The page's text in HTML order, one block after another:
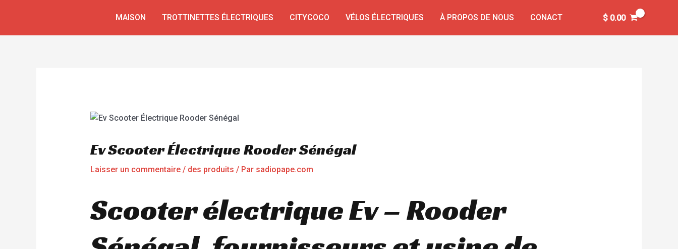
MAISON TROTTINETTES ÉLECTRIQUES CITYCOCO VÉLOS ÉLECTRIQUES À PROPOS DE NOUS CONACT $0.00
Ev Scooter Électrique Rooder Sénégal
Laisser un commentaire / des produits / Par sadiopape.com
Scooter électrique Ev – Rooder